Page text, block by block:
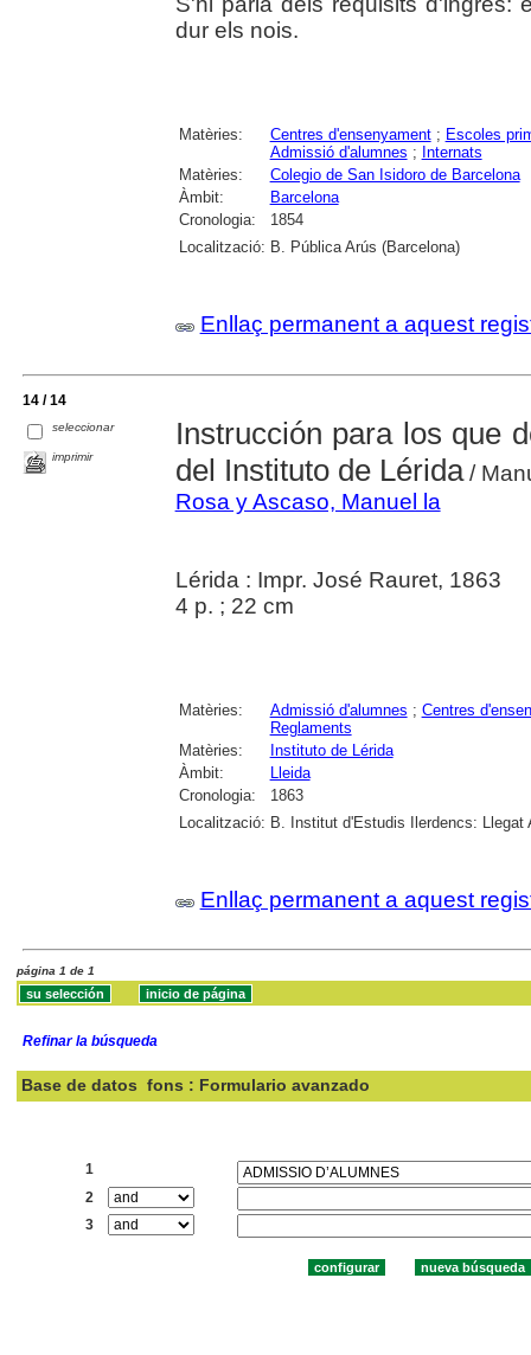
dur els nois.
Matèries: Centres d'ensenyament; Escoles
Admissió d'alumnes ; Internats
Matèries:
Colegio de San Isidoro de Barcelona
Àmbit:
Barcelona
Cronologia:
1854
Localització: B. Pública Arús (Barcelona)
Enllaç permanent a aquest
14 / 14
seleccionar
imprimir
Instrucción para los que
del Instituto de Lérida/
Rosa y Ascaso, Manuel la
Lérida : Impr. José Rauret, 1863
4 p. ; 22 cm
Matèries: Admissió d'alumnes ; Centres
Reglaments
Matèries:
Instituto de Lérida
Àmbit:
Lleida
Cronologia:
1863
Localització: B. Institut d'Estudis Ilerdencs: Llegat
Enllaç permanent a aquest
página 1 de 1
Refinar la búsqueda
Base de datos fons : Formulario avanzado
1
2
3